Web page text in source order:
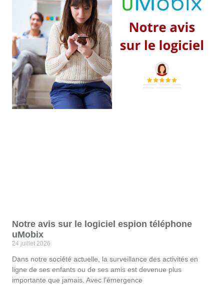
Notre avis sur le logiciel espion téléphone
uMobix
24 juillet 2026
Dans notre société actuelle, la surveillance des activités en
ligne de ses enfants ou de ses amis est devenue plus
importante que jamais. Avec l’émergence